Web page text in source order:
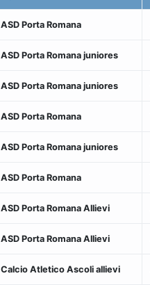
ASD Porta Romana
ASD Porta Romana juniores
ASD Porta Romana juniores
ASD Porta Romana
ASD Porta Romana juniores
ASD Porta Romana
ASD Porta Romana Allievi
ASD Porta Romana Allievi
Calcio Atletico Ascoli allievi